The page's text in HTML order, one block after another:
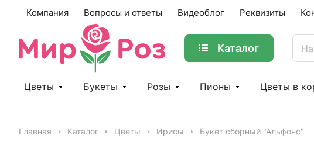
Компания Вопросы и ответы Видеоблог Реквизиты
Каталог
Цветы Букеты Розы Пионы Цветы в
Главная Каталог Цветы Ирисы Букет сборный "Альфонс"